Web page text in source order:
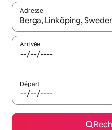
Adresse
Lorsque les résultats
Arrivée
Départ